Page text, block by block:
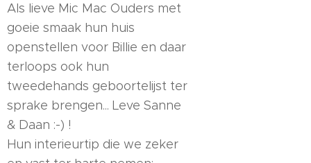
Als lieve Mic Mac Ouders met
goeie smaak hun huis
openstellen voor Billie en daar
terloops ook hun
tweedehands geboortelijst ter
sprake brengen... Leve Sanne
& Daan :-) !
Hun interieurtip die we zeker